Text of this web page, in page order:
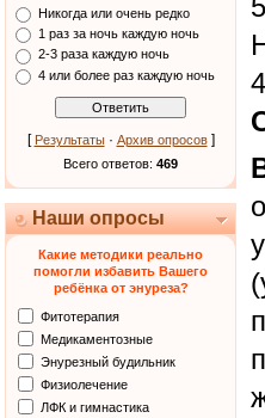
Никогда или очень редко
1 раз за ночь каждую ночь
2-3 раза каждую ночь
4 или более раз каждую ночь
[ Результаты· Архив опросов]
Всего ответов: 469
Наши опросы
Какие методики реально
помогли избавить Вашего
ребёнка от энуреза?
Фитотерапия
Медикаментозные
Энурезный будильник
Физиолечение
ЛФК и гимнастика